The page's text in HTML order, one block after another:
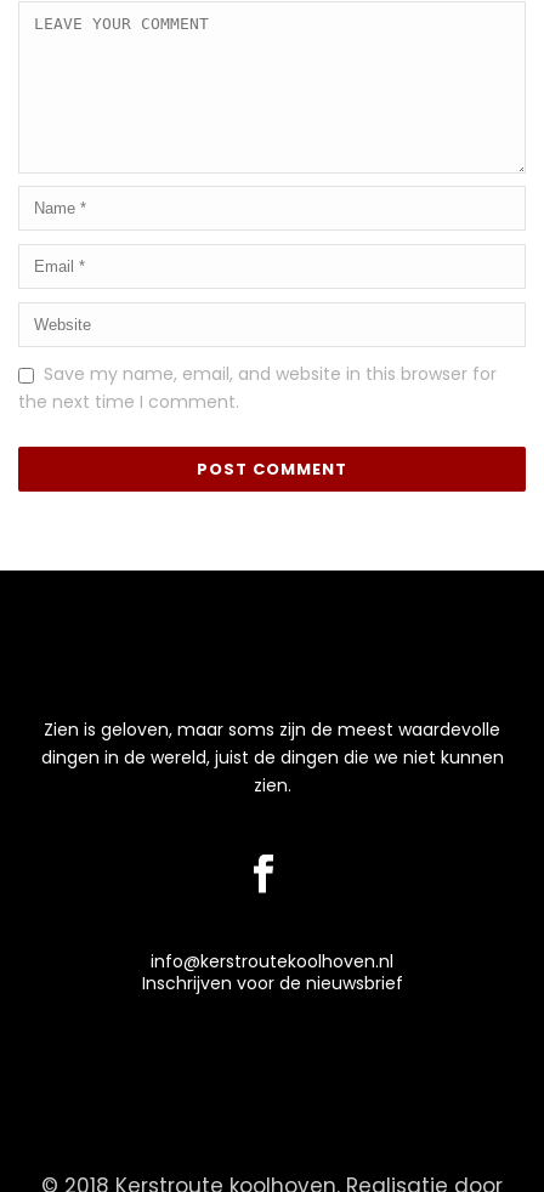
Save my name, email, and website in this browser for
the next time I comment.
Zien is geloven, maar soms zijn de meest waardevolle
dingen in de wereld, juist de dingen die we niet kunnen
zien.
info@kerstroutekoolhoven.nl
Inschrijven voor de nieuwsbrief
© 2018 Kerstroute koolhoven. Realisatie door